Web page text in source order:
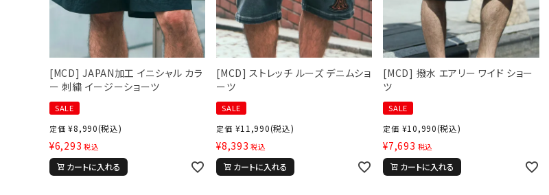
お問い合わせ
[MCD] JAPAN加工 イニシャル カラ
ー 刺繍 イージーショーツ
SALE
定価 ¥8,990(税込)
¥6,293 税込
カートに入れる
[MCD] ストレッチ ルーズ デニムショ
ーツ
SALE
定価 ¥11,990(税込)
¥8,393 税込
カートに入れる
[MCD] 撥水 エアリー ワイド ショー
ツ
SALE
定価 ¥10,990(税込)
¥7,693 税込
カートに入れる